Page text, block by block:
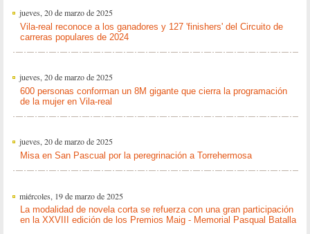
jueves, 20 de marzo de 2025
Vila-real reconoce a los ganadores y 127 'finishers' del Circuito de
carreras populares de 2024
jueves, 20 de marzo de 2025
600 personas conforman un 8M gigante que cierra la programación
de la mujer en Vila-real
jueves, 20 de marzo de 2025
Misa en San Pascual por la peregrinación a Torrehermosa
miércoles, 19 de marzo de 2025
La modalidad de novela corta se refuerza con una gran participación
en la XXVIII edición de los Premios Maig - Memorial Pasqual Batalla